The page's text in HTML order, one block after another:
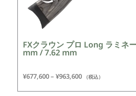
FXクラウン プロ Long ラミネ
mm / 7.62 mm
¥677,600– ¥963,600 （税込）